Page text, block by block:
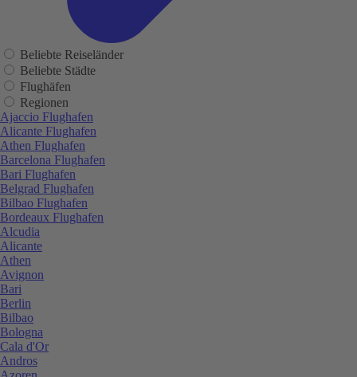
Beliebte Reiseländer
Beliebte Städte
Flughäfen
Regionen
Ajaccio Flughafen
Alicante Flughafen
Athen Flughafen
Barcelona Flughafen
Bari Flughafen
Belgrad Flughafen
Bilbao Flughafen
Bordeaux Flughafen
Alcudia
Alicante
Athen
Avignon
Bari
Berlin
Bilbao
Bologna
Cala d'Or
Andros